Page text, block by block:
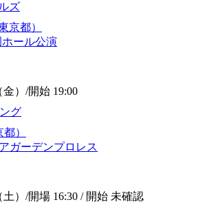
ズ
京都）
ホール公演
） /開始 19:00
グ
）
ガーデンプロレス
） /開場 16:30 / 開始 未確認